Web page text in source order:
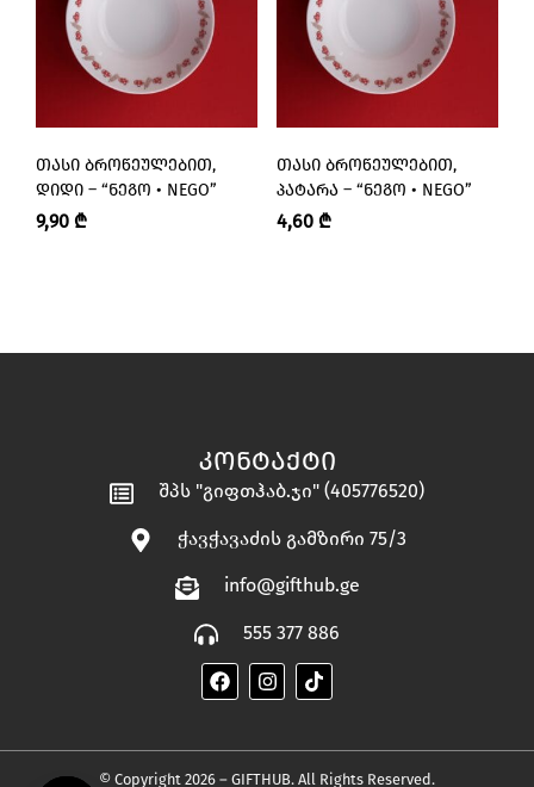
ᲗᲐᲡᲘ ᲑᲠᲝᲬᲔᲣᲚᲔᲑᲘᲗ,
ᲓᲘᲓᲘ – “ᲜᲔᲒᲝ • NEGO”
9,90 ₾
ᲗᲐᲡᲘ ᲑᲠᲝᲬᲔᲣᲚᲔᲑᲘᲗ,
ᲞᲐᲢᲐᲠᲐ – “ᲜᲔᲒᲝ • NEGO”
4,60 ₾
ᲙᲝᲜᲢᲐᲥᲢᲘ
შპს "გიფთჰაბ.ჯი" (405776520)
ჭავჭავაძის გამზირი 75/3
info@gifthub.ge
555 377 886
© Copyright 2026 – GIFTHUB. All Rights Reserved.